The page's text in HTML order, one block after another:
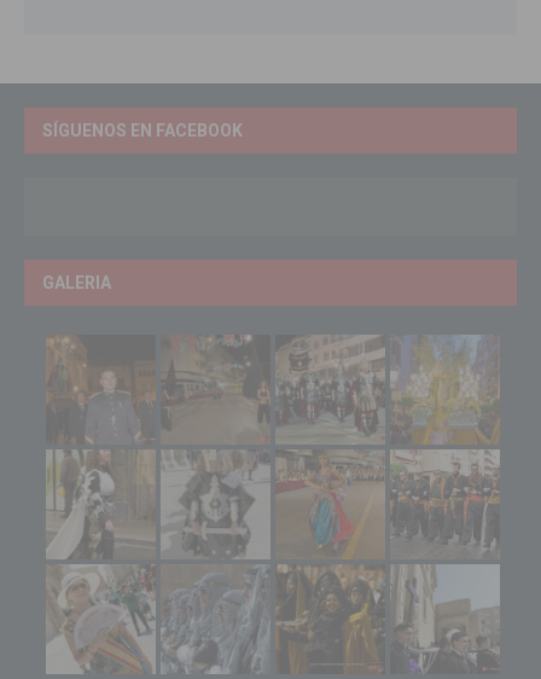
SÍGUENOS EN FACEBOOK
GALERIA